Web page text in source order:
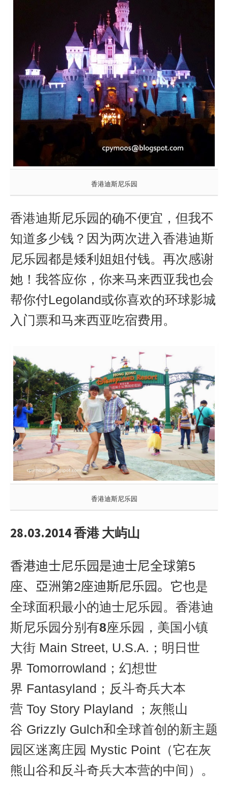
香港迪斯尼乐园
香港迪斯尼乐园的确不便宜，但我不
知道多少钱？因为两次进入香港迪斯
尼乐园都是矮利姐姐付钱。再次感谢
她！我答应你，你来马来西亚我也会
帮你付Legoland或你喜欢的环球影城
入门票和马来西亚吃宿费用。
香港迪斯尼乐园
28.03.2014 香港 大屿山
香港迪士尼乐园是迪士尼全球第5
座、亞洲第2座迪斯尼乐园。它也是
全球面积最小的迪士尼乐园。 香港迪
斯尼乐园分别有8座乐园，美国小镇
大街 Main Street, U.S.A. ；明日世
界 Tomorrowland ；幻想世
界 Fantasyland ；反斗奇兵大本
营 Toy Story Playland ；灰熊山
谷 Grizzly Gulch和全球首创的新主题
园区迷离庄园 Mystic Point （它在灰
熊山谷和反斗奇兵大本营的中间）。